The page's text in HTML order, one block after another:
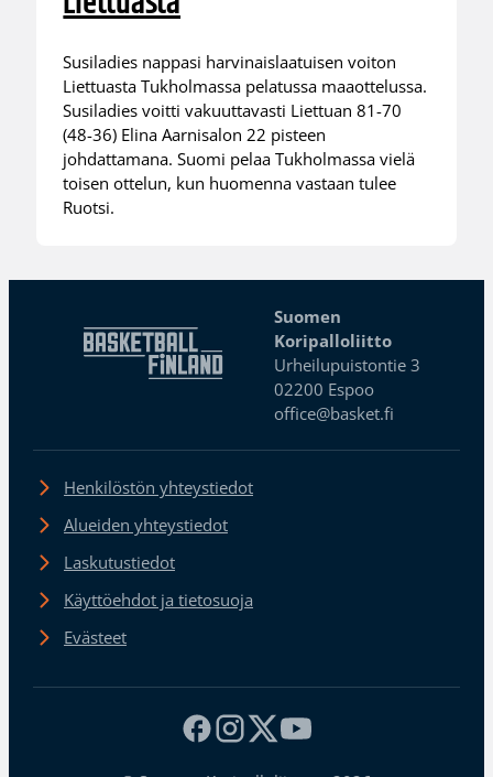
Susiladies nappasi harvinaislaatuisen voiton
Liettuasta Tukholmassa pelatussa maaottelussa.
Susiladies voitti vakuuttavasti Liettuan 81-70
(48-36) Elina Aarnisalon 22 pisteen
johdattamana. Suomi pelaa Tukholmassa vielä
toisen ottelun, kun huomenna vastaan tulee
Ruotsi.
Suomen
Koripalloliitto
Urheilupuistontie 3
02200 Espoo
office@basket.fi
Henkilöstön yhteystiedot
Alueiden yhteystiedot
Laskutustiedot
Käyttöehdot ja tietosuoja
Evästeet